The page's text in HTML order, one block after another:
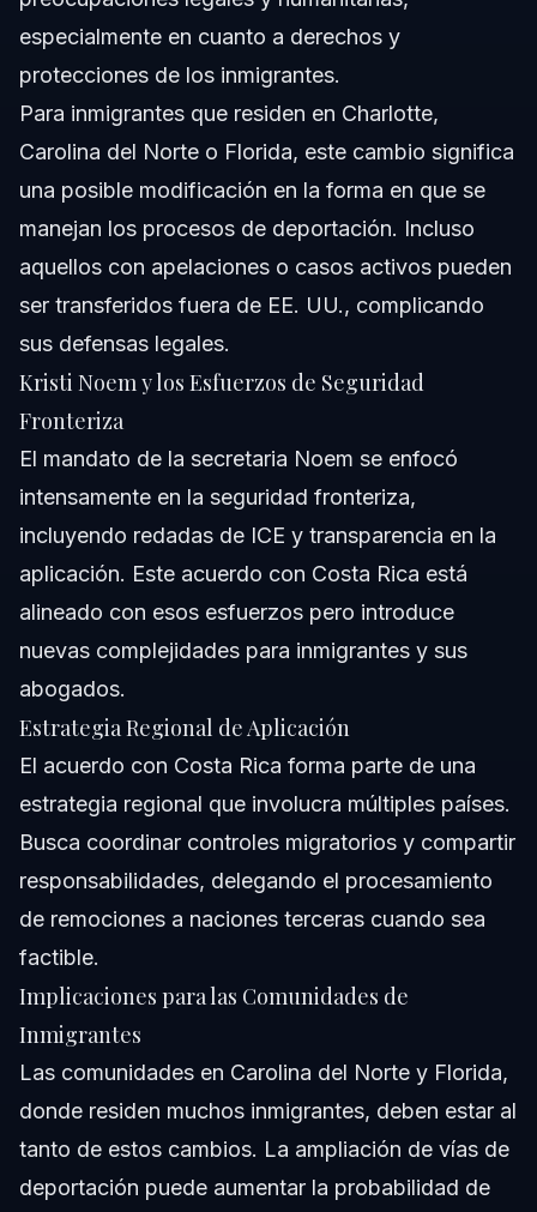
especialmente en cuanto a derechos y
protecciones de los inmigrantes.
Para inmigrantes que residen en Charlotte,
Carolina del Norte o Florida, este cambio significa
una posible modificación en la forma en que se
manejan los procesos de deportación. Incluso
aquellos con apelaciones o casos activos pueden
ser transferidos fuera de EE. UU., complicando
sus defensas legales.
Kristi Noem y los Esfuerzos de Seguridad
Fronteriza
El mandato de la secretaria Noem se enfocó
intensamente en la seguridad fronteriza,
incluyendo redadas de ICE y transparencia en la
aplicación. Este acuerdo con Costa Rica está
alineado con esos esfuerzos pero introduce
nuevas complejidades para inmigrantes y sus
abogados.
Estrategia Regional de Aplicación
El acuerdo con Costa Rica forma parte de una
estrategia regional que involucra múltiples países.
Busca coordinar controles migratorios y compartir
responsabilidades, delegando el procesamiento
de remociones a naciones terceras cuando sea
factible.
Implicaciones para las Comunidades de
Inmigrantes
Las comunidades en Carolina del Norte y Florida,
donde residen muchos inmigrantes, deben estar al
tanto de estos cambios. La ampliación de vías de
deportación puede aumentar la probabilidad de